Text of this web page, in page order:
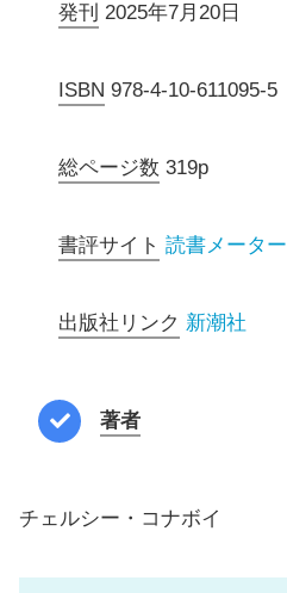
発刊 2025年7月20日
ISBN 978-4-10-611095-5
総ページ数 319p
書評サイト 読書メーター
出版社リンク 新潮社
著者
チェルシー・コナボイ